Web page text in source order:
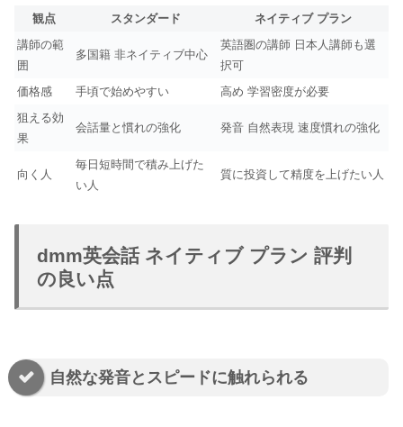
観点 スタンダード
ネイティブ プラン
講師の範
囲
多国籍 非ネイティブ中心
英語圏の講師 日本人講師も選
択可
価格感
手頃で始めやすい
高め 学習密度が必要
狙える効
果
会話量と慣れの強化 発音 自然表現 速度慣れの強化
向く人
毎日短時間で積み上げた
い人
質に投資して精度を上げたい人
dmm英会話 ネイティブ プラン 評判
の良い点
自然な発音とスピードに触れられる